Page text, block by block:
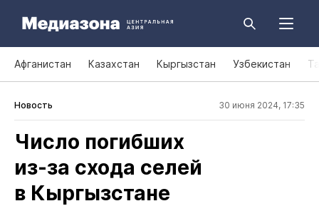
Афганистан Казахстан Кыргызстан Узбекистан
Новость 30 июня 2024, 17:35
Число погибших
из‑за схода селей
в Кыргызстане